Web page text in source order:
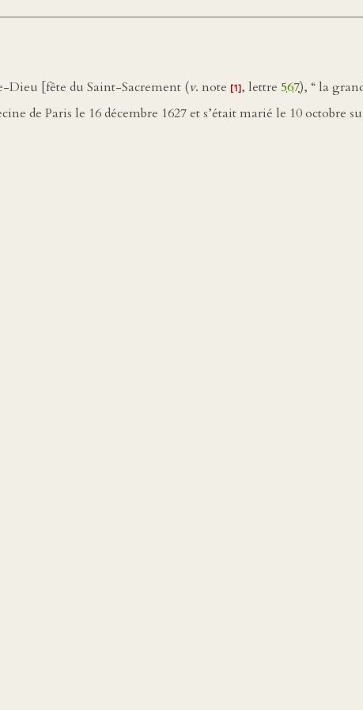
Dieu [fête du Saint-Sacrement (v. note [1], lettre 567), “ la
de Paris le 16 décembre 1627 et s’était marié le 10 octobre